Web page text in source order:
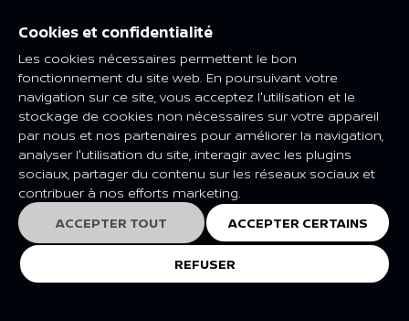
EXPLORER
CHANGEMENT DE VITESSE EN DOUCEUR
Faites l'expérience d'un changement de vitesse
fluide avec une boîte de vitesses automatique à 7
rapports (avec mode manuel) ou une option de boîte
de vitesses manuelle à 6 rapports pour une
économie de carburant optimale
EXPLORER
Cookies et confidentialité
Les cookies nécessaires permettent le bon
fonctionnement du site web. En poursuivant votre
navigation sur ce site, vous acceptez l'utilisation et le
stockage de cookies non nécessaires sur votre appareil
par nous et nos partenaires pour améliorer la navigation,
analyser l'utilisation du site, interagir avec les plugins
sociaux, partager du contenu sur les réseaux sociaux et
contribuer à nos efforts marketing.
ACCEPTER TOUT
ACCEPTER CERTAINS
REFUSER